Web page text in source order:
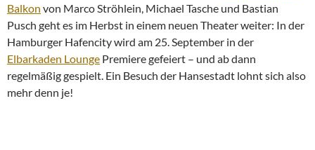
Balkon von Marco Ströhlein, Michael Tasche und Bastian
Pusch geht es im Herbst in einem neuen Theater weiter: In der
Hamburger Hafencity wird am 25. September in der
Elbarkaden Lounge Premiere gefeiert – und ab dann
regelmäßig gespielt. Ein Besuch der Hansestadt lohnt sich also
mehr denn je!